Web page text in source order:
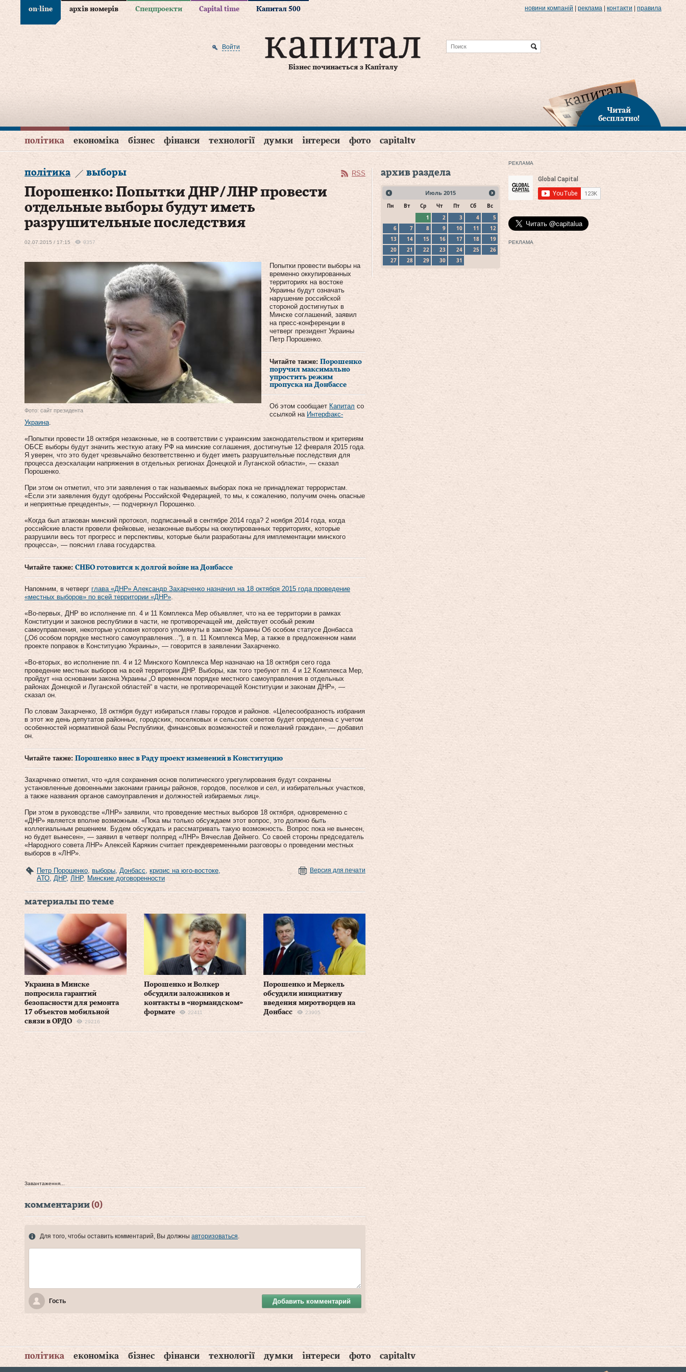
on-line архів номерів Спецпроекти Capital time Капитал 500 новини компаній реклама контакти правила
Бізнес починається з Капіталу
Войти
Читай
бесплатно!
політика економіка бізнес фінанси технології думки інтереси фото capitaltv
політика выборы RSS
Порошенко: Попытки ДНР/ЛНР провести
отдельные выборы будут иметь
разрушительные последствия
02.07.2015 / 17:15 9357
Фото: сайт президента
Попытки провести выборы на
временно оккупированных
территориях на востоке
Украины будут означать
нарушение российской
стороной достигнутых в
Минске соглашений, заявил
на пресс-конференции в
четверг президент Украины
Петр Порошенко.
Читайте также: Порошенко
поручил максимально
упростить режим
пропуска на Донбассе
Об этом сообщает Капитал со
ссылкой на Интерфакс-
Украина.
«Попытки провести 18 октября незаконные, не в соответствии с украинским законодательством и критериям
ОБСЕ выборы будут значить жесткую атаку РФ на минские соглашения, достигнутые 12 февраля 2015 года.
Я уверен, что это будет чрезвычайно безответственно и будет иметь разрушительные последствия для
процесса деэскалации напряжения в отдельных регионах Донецкой и Луганской области», — сказал
Порошенко.
При этом он отметил, что эти заявления о так называемых выборах пока не принадлежат террористам.
«Если эти заявления будут одобрены Российской Федерацией, то мы, к сожалению, получим очень опасные
и неприятные прецеденты», — подчеркнул Порошенко.
«Когда был атакован минский протокол, подписанный в сентябре 2014 года? 2 ноября 2014 года, когда
российские власти провели фейковые, незаконные выборы на оккупированных территориях, которые
разрушили весь тот прогресс и перспективы, которые были разработаны для имплементации минского
процесса», — пояснил глава государства.
Читайте также: СНБО готовится к долгой войне на Донбассе
Напомним, в четверг глава «ДНР» Александр Захарченко назначил на 18 октября 2015 года проведение
«местных выборов» по всей территории «ДНР».
«Во-первых, ДНР во исполнение пп. 4 и 11 Комплекса Мер объявляет, что на ее территории в рамках
Конституции и законов республики в части, не противоречащей им, действует особый режим
самоуправления, некоторые условия которого упомянуты в законе Украины Об особом статусе Донбасса
(„Об особом порядке местного самоуправления...“), в п. 11 Комплекса Мер, а также в предложенном нами
проекте поправок в Конституцию Украины», — говорится в заявлении Захарченко.
«Во-вторых, во исполнение пп. 4 и 12 Минского Комплекса Мер назначаю на 18 октября сего года
проведение местных выборов на всей территории ДНР. Выборы, как того требуют пп. 4 и 12 Комплекса Мер,
пройдут «на основании закона Украины „О временном порядке местного самоуправления в отдельных
районах Донецкой и Луганской областей“ в части, не противоречащей Конституции и законам ДНР», —
сказал он.
По словам Захарченко, 18 октября будут избираться главы городов и районов. «Целесообразность избрания
в этот же день депутатов районных, городских, поселковых и сельских советов будет определена с учетом
особенностей нормативной базы Республики, финансовых возможностей и пожеланий граждан», — добавил
он.
Читайте также: Порошенко внес в Раду проект изменений в Конституцию
Захарченко отметил, что «для сохранения основ политического урегулирования будут сохранены
установленные довоенными законами границы районов, городов, поселков и сел, и избирательных участков,
а также названия органов самоуправления и должностей избираемых лиц».
При этом в руководстве «ЛНР» заявили, что проведение местных выборов 18 октября, одновременно с
«ДНР» является вполне возможным. «Пока мы только обсуждаем этот вопрос, это должно быть
коллегиальным решением. Будем обсуждать и рассматривать такую возможность. Вопрос пока не вынесен,
но будет вынесен», — заявил в четверг полпред «ЛНР» Вячеслав Дейнего. Со своей стороны председатель
«Народного совета ЛНР» Алексей Карякин считает преждевременными разговоры о проведении местных
выборов в «ЛНР».
Петр Порошенко, выборы, Донбасс, кризис на юго-востоке,
АТО, ДНР, ЛНР, Минские договоренности
Версия для печати
материалы по теме
Украина в Минске
попросила гарантий
безопасности для ремонта
17 объектов мобильной
связи в ОРДО
29216
Порошенко и Волкер
обсудили заложников и
контакты в «нормандском»
формате
22411
Порошенко и Меркель
обсудили инициативу
введения миротворцев на
Донбасс
23905
Завантаження...
комментарии (0)
Для того, чтобы оставить комментарий, Вы должны авторизоваться.
Гость Добавить комментарий
архив раздела
Июль 2015
Пн Вт Ср Чт Пт Сб
Вс
1
2 3 4
5
6
7 8 9 10 11
12
13
14 15 16 17 18
19
20
21 22 23 24 25
26
27
28 29 30 31
РЕКЛАМА
РЕКЛАМА
політика економіка бізнес фінанси технології думки інтереси фото capitaltv